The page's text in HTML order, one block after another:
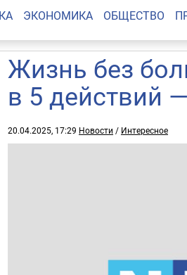
ЭКОНОМИКА ОБЩЕСТВО
Жизнь без
в 5 действий
20.04.2025, 17:29 Новости / Интересное